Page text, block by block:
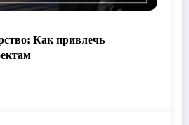
Как привлечь